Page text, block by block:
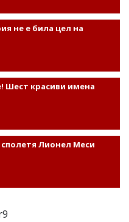
не е била цел на
Шест красиви имена
Лионел Меси